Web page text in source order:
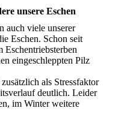
unsere Eschen
auch viele unserer
Eschen. Schon seit
Eschentriebsterben
eingeschleppten Pilz
als Stressfaktor
deutlich. Leider
im Winter weitere